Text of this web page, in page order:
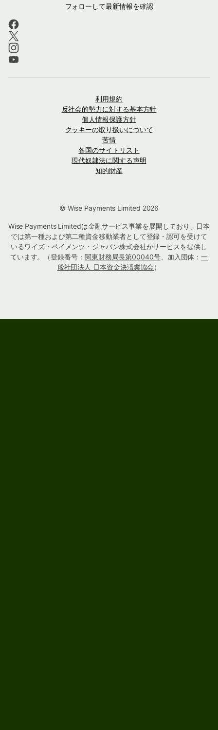
フォローして最新情報を確認
利用規約
反社会的勢力に対する基本方針
個人情報保護方針
クッキーの取り扱いについて
苦情
各国のサイトリスト
現代奴隷法に関する声明
知的財産
© Wise Payments Limited 2026
Wise Payments Limitedは金融サービス事業を展開しており、日本
では第一種および第二種資金移動業者として登録・認可を受けて
いるワイズ・ペイメンツ・ジャパン株式会社がサービスを提供し
ています。（登録番号： 関東財務局長第00040号、加入団体：一
般社団法人 日本資金決済業協会）